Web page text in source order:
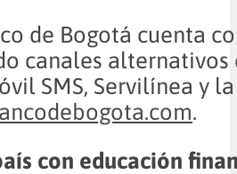
de Bogotá cuenta
canales alternativos
SMS, Servilínea y
.
con educación